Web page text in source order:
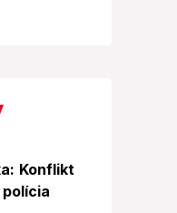
Konflikt